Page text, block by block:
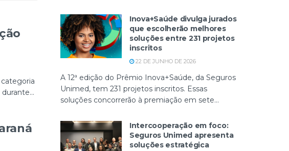
Inova+Saúde divulga jurados
que escolherão melhores
soluções entre 231 projetos
inscritos
22 DE JUNHO DE 2026
A 12ª edição do Prêmio Inova+Saúde, da Seguros
Unimed, tem 231 projetos inscritos. Essas
soluções concorrerão à premiação em sete...
Intercooperação em foco:
Seguros Unimed apresenta
soluções estratégica